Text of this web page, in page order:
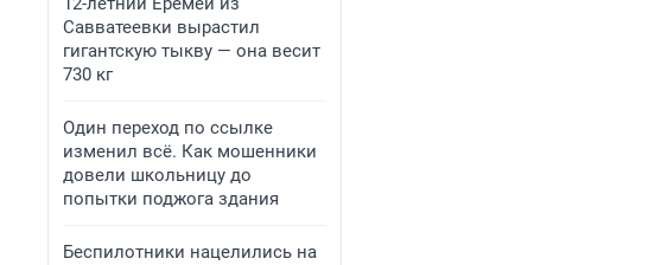
Савватеевки вырастил
гигантскую тыкву — она весит
730 кг
Один переход по ссылке
изменил всё. Как мошенники
довели школьницу до
попытки поджога здания
Беспилотники нацелились на